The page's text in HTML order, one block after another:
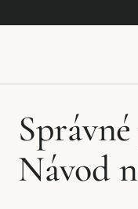
Návod